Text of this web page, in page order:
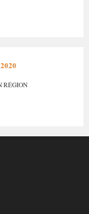
RÉGION